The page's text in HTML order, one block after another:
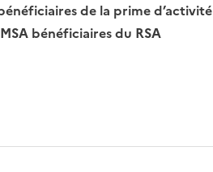
de la prime d’activité
bénéficiaires du RSA